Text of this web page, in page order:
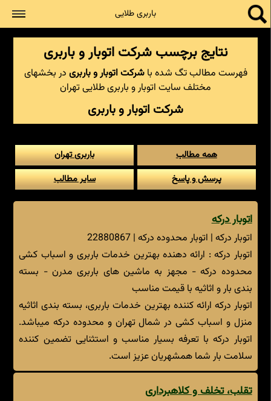
باربری طلایی
نتایج برچسب شرکت اتوبار و باربری
فهرست مطالب تگ شده باشرکت اتوبار و باربری در بخشهای
مختلف سایت اتوبار و باربری طلایی تهران
شرکت اتوبار و باربری
همه مطالب
باربری تهران
پرسش و پاسخ
سایر مطالب
اتوبار درکه
اتوبار درکه | اتوبار محدوده درکه | 22880867
اتوبار درکه : ارائه دهنده بهترین خدمات باربری و اسباب کشی
محدوده درکه - مجهز به ماشین های باربری مدرن - بسته
بندی بار و اثاثیه با قیمت مناسب
اتوبار درکه ارائه کننده بهترین خدمات باربری، بسته بندی اثاثیه
منزل و اسباب کشی در شمال تهران و محدوده درکه میباشد.
اتوبار درکه با تعرفه بسیار مناسب و استثنایی تضمین کننده
سلامت بار شما همشهریان عزیز است.
تقلب، تخلف و کلاهبرداری
جستجو